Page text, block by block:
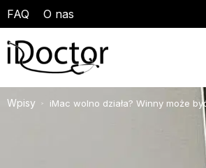
FAQ O nas
Wpisy > iMac wolno działa? Winny może